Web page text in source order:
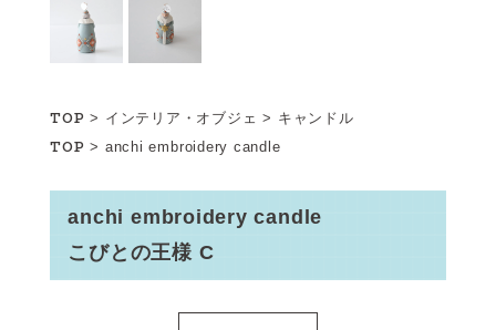
TOP > インテリア・オブジェ > キャンドル
TOP > anchi embroidery candle
anchi embroidery candle
こびとの王様 C